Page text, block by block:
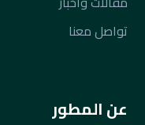
تواصل معنا
عن المطور